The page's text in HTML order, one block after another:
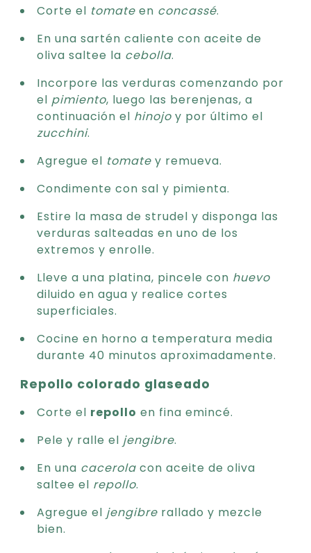
Corte el tomate en concassé.
En una sartén caliente con aceite de
oliva saltee la cebolla.
Incorpore las verduras comenzando por
el pimiento, luego las berenjenas, a
continuación el hinojo y por último el
zucchini.
Agregue el tomate y remueva.
Condimente con sal y pimienta.
Estire la masa de strudel y disponga las
verduras salteadas en uno de los
extremos y enrolle.
Lleve a una platina, pincele con huevo
diluido en agua y realice cortes
superficiales.
Cocine en horno a temperatura media
durante 40 minutos aproximadamente.
Repollo colorado glaseado
Corte el repollo en fina emincé.
Pele y ralle el jengibre.
En una cacerola con aceite de oliva
saltee el repollo.
Agregue el jengibre rallado y mezcle
bien.